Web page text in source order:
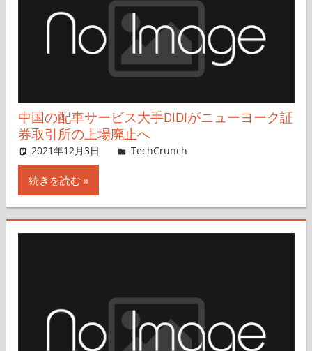
中国の配車サービス大手DIDIがニューヨーク証
券取引所の上場廃止へ
2021年12月3日 Rita Liao,Nariko Mizoguchi
TechCrunch
続きを読む